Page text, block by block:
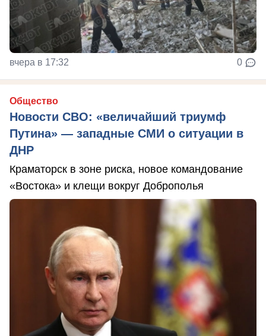
вчера в 17:32 0
Общество
Новости СВО: «величайший триумф
Путина» — западные СМИ о ситуации в
ДНР
Краматорск в зоне риска, новое командование
«Востока» и клещи вокруг Доброполья